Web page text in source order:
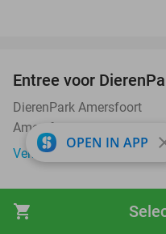
shopping_cart
Entree voor
DierenPark Amersfoort
Amersfoort
Verkocht: 9.586
OPEN IN APP